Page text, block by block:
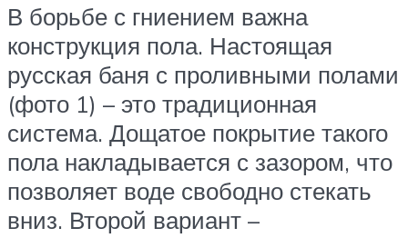
В борьбе с гниением важна
конструкция пола. Настоящая
русская баня с проливными полами
(фото 1) – это традиционная
система. Дощатое покрытие такого
пола накладывается с зазором, что
позволяет воде свободно стекать
вниз. Второй вариант –